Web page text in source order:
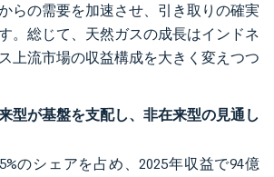
らの需要を加速させ、引き取りの確実
。総じて、天然ガスの成長はインドネ
上流市場の収益構成を大きく変えつつ
型が基盤を支配し、非在来型の見通し
のシェアを占め、2025年収益で94億